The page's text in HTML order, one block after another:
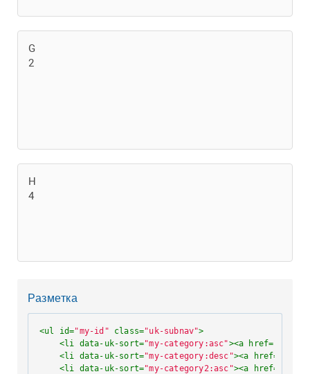
G
2
H
4
Разметка
<ul id="my-id" class="uk-subnav">
<li data-uk-sort="my-category:asc"><a href=
<li data-uk-sort="my-category:desc"><a href=
<li data-uk-sort="my-category2:asc"><a href=